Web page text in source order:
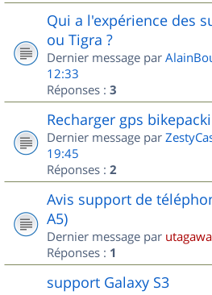
Qui a l'expérience des
ou Tigra ?
Dernier message par
12:33
Réponses : 3
Recharger gps
Dernier message par
19:45
Réponses : 2
Avis support de
A5)
Dernier message par utagawa
Réponses : 1
support Galaxy S3